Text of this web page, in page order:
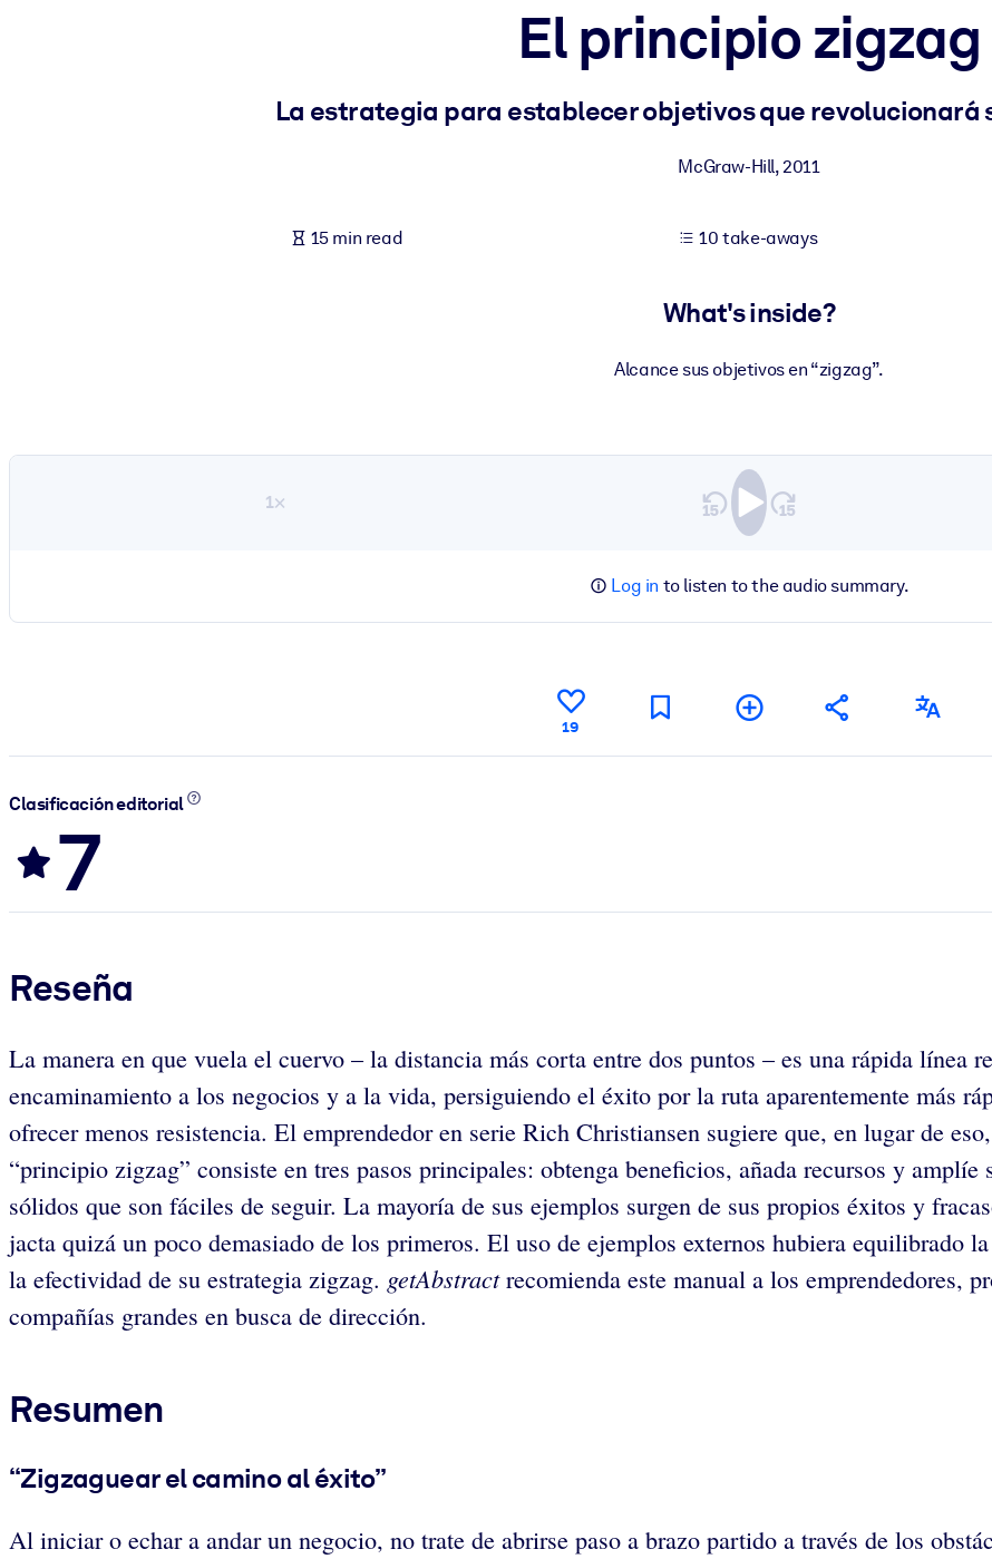
Fuel your AI systems with reliable, structured knowledge to improve outputs.
El principio zigzag
La estrategia para establecer objetivos que revolucionará
McGraw-Hill,2011
15 min read 10 take-aways
What's inside?
Alcance sus objetivos en “zigzag”.
1×
Log in to listen to the audio summary.
19
Clasificación editorial
7
Reseña
La manera en que vuela el cuervo – la distancia más corta entre dos puntos – es una rápida línea
encaminamiento a los negocios y a la vida, persiguiendo el éxito por la ruta aparentemente más
ofrecer menos resistencia. El emprendedor en serie Rich Christiansen sugiere que, en lugar de
“principio zigzag” consiste en tres pasos principales: obtenga beneficios, añada recursos y
sólidos que son fáciles de seguir. La mayoría de sus ejemplos surgen de sus propios éxitos y
jacta quizá un poco demasiado de los primeros. El uso de ejemplos externos hubiera equilibrado
la efectividad de su estrategia zigzag. getAbstractrecomienda este manual a los emprendedores,
compañías grandes en busca de dirección.
Resumen
“Zigzaguear el camino al éxito”
Al iniciar o echar a andar un negocio, no trate de abrirse paso a brazo partido a través de los